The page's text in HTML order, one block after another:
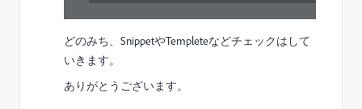
どのみち、SnippetやTempleteなどチェックはして
いきます。
ありがとうございます。